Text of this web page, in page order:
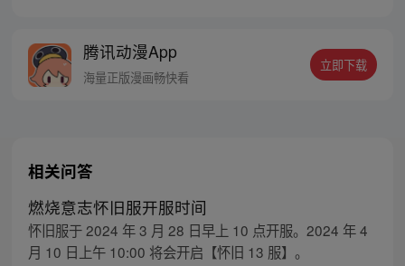
十年后，路飞为实现与因救他而断臂的杰克
斯的约定而出海，开始了以成为海盗王为目
腾讯动漫App
海量正版漫画畅快看
立即下载
相关问答
燃烧意志怀旧服开服时间
怀旧服于 2024 年 3 月 28 日早上 10 点开服。2024 年 4
月 10 日上午 10:00 将会开启【怀旧 13 服】。